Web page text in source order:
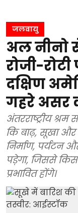
जलवायु
अल नीनो
रोजी-
दक्षिण
गहरे असर
अंतरराष्ट्रीय
कि बाढ़, सूखा और
निर्माण, पर्यटन
पड़ेगा, जिससे
प्रभावित होंगे।